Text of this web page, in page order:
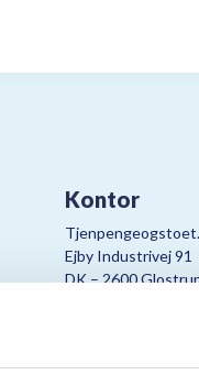
Kontor
Ejby Industrivej 91
DK – 2600